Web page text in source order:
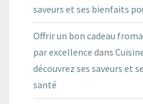
saveurs et ses bienfaits
Offrir un bon cadeau
par excellence dans
découvrez ses saveurs et
santé